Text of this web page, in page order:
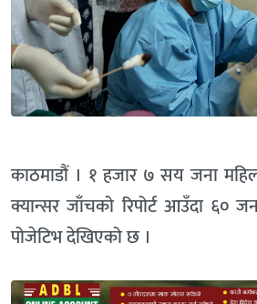
काठमाडौं । १ हजार ७ सय जना
क्यान्सर जाँचको रिपोर्ट आउँदा ६०
पोजेटिभ देखिएको छ ।